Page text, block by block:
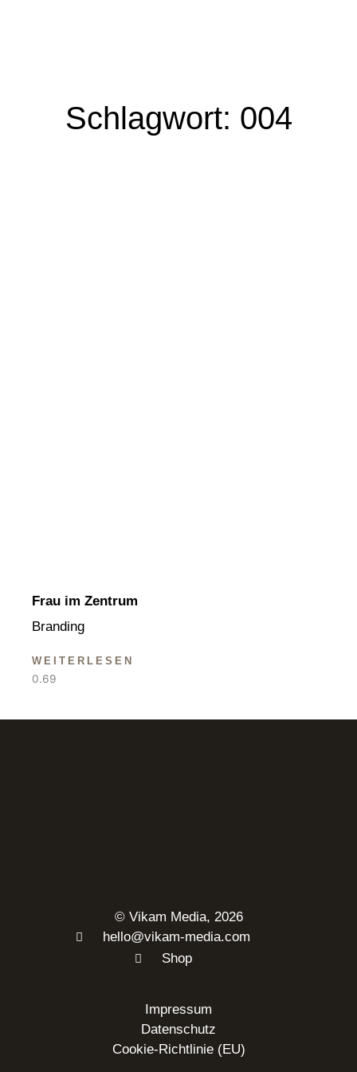
Schlagwort: 004
Frau im Zentrum
Branding
WEITERLESEN
© Vikam Media, 2026
hello@vikam-media.com
Shop
Impressum
Datenschutz
Cookie-Richtlinie (EU)